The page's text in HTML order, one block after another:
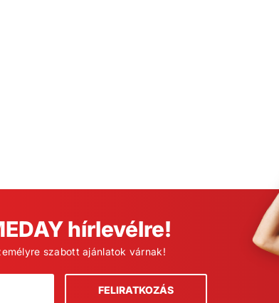
hírlevélre!
szabott ajánlatok várnak!
FELIRATKOZÁS